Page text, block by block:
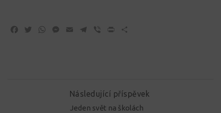
Facebook
TwitterWhatsApp
Messenger
Email Telegram
Viber Print
Následující příspěvek
Jeden svět na školách